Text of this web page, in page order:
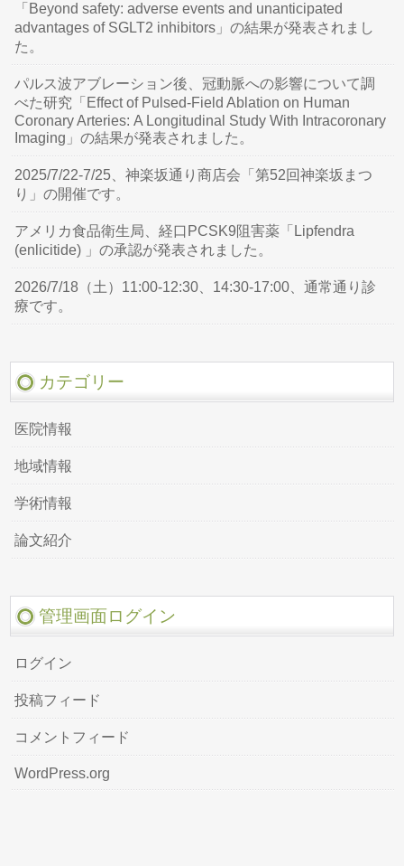
「Beyond safety: adverse events and unanticipated
advantages of SGLT2 inhibitors」の結果が発表されまし
た。
パルス波アブレーション後、冠動脈への影響について調
べた研究「Effect of Pulsed-Field Ablation on Human
Coronary Arteries: A Longitudinal Study With Intracoronary
Imaging」の結果が発表されました。
2025/7/22-7/25、神楽坂通り商店会「第52回神楽坂まつ
り」の開催です。
アメリカ食品衛生局、経口PCSK9阻害薬「Lipfendra
(enlicitide) 」の承認が発表されました。
2026/7/18（土）11:00-12:30、14:30-17:00、通常通り診
療です。
カテゴリー
医院情報
地域情報
学術情報
論文紹介
管理画面ログイン
ログイン
投稿フィード
コメントフィード
WordPress.org